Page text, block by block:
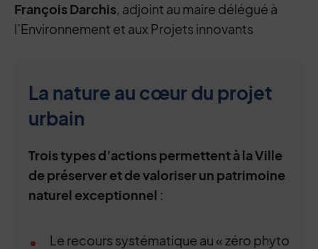
François Darchis, adjoint au maire délégué à
l’Environnement et aux Projets innovants
La nature au cœur du projet
urbain
Trois types d’actions permettent à la Ville
de préserver et de valoriser un patrimoine
naturel exceptionnel :
Le recours systématique au « zéro phyto